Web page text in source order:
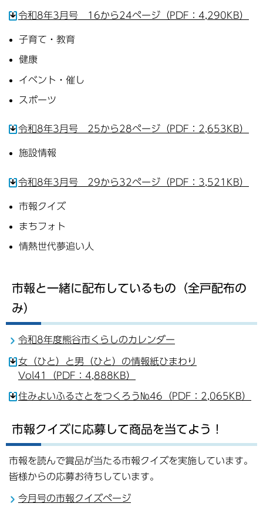
令和8年3月号 16から24ページ（PDF：4,290KB）
子育て・教育
健康
イベント・催し
スポーツ
令和8年3月号 25から28ページ（PDF：2,653KB）
施設情報
令和8年3月号 29から32ページ（PDF：3,521KB）
市報クイズ
まちフォト
情熱世代夢追い人
市報と一緒に配布しているもの（全戸配布の
み）
令和8年度熊谷市くらしのカレンダー
女（ひと）と男（ひと）の情報紙ひまわり
Vol41（PDF：4,888KB）
住みよいふるさとをつくろう№46（PDF：2,065KB）
市報クイズに応募して商品を当てよう！
市報を読んで賞品が当たる市報クイズを実施しています。
皆様からの応募お待ちしています。
今月号の市報クイズページ